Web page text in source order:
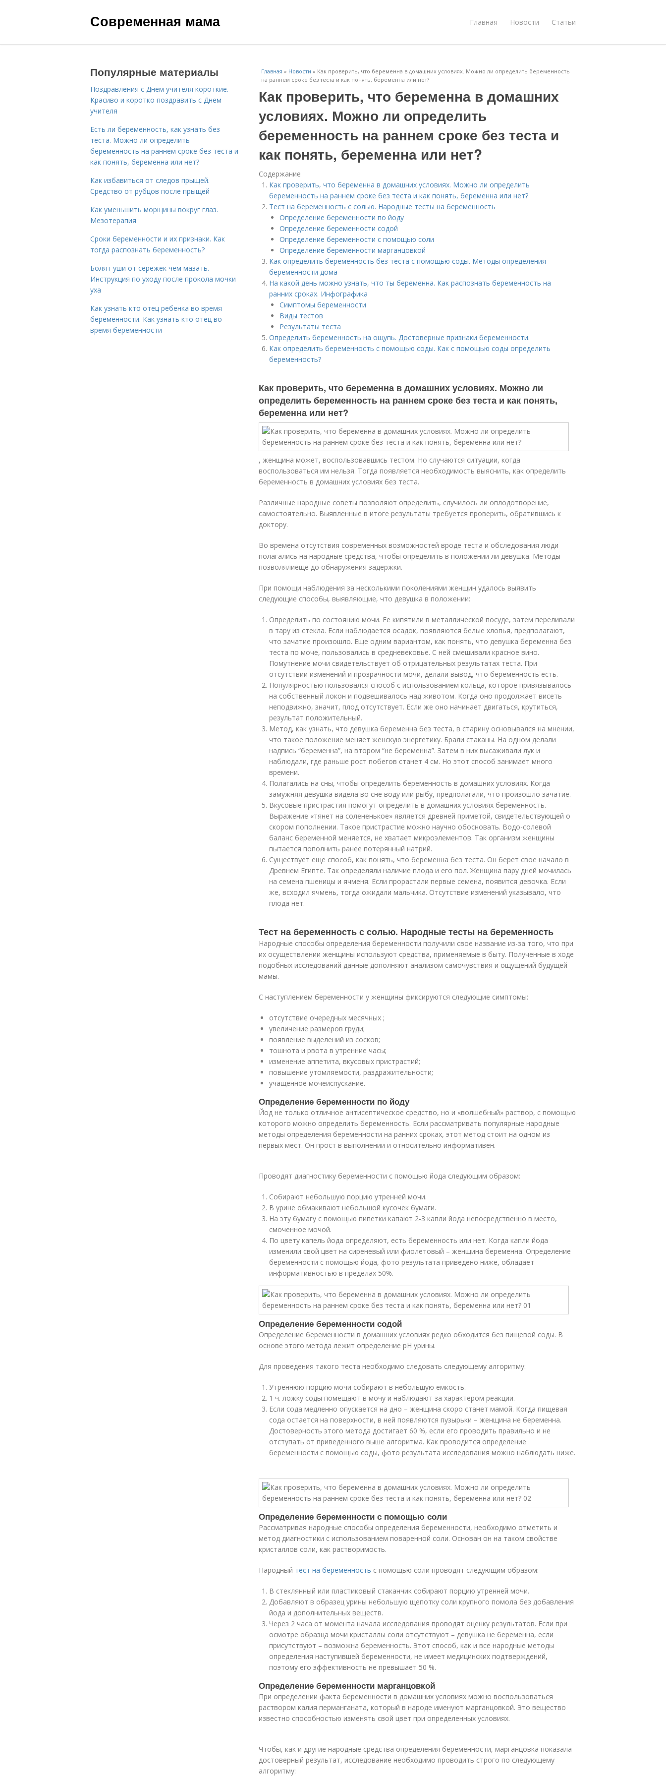
Современная мама Главная Новости Статьи
Главная » Новости » Как проверить, что беременна в домашних условиях. Можно ли определить беременность
на раннем сроке без теста и как понять, беременна или нет?
Как проверить, что беременна в домашних
условиях. Можно ли определить
беременность на раннем сроке без теста и
как понять, беременна или нет?
Содержание
Как проверить, что беременна в домашних условиях. Можно ли определить
беременность на раннем сроке без теста и как понять, беременна или нет?
Тест на беременность с солью. Народные тесты на беременность
Определение беременности по йоду
Определение беременности содой
Определение беременности с помощью соли
Определение беременности марганцовкой
Как определить беременность без теста с помощью соды. Методы определения
беременности дома
На какой день можно узнать, что ты беременна. Как распознать беременность на
ранних сроках. Инфографика
Симптомы беременности
Виды тестов
Результаты теста
Определить беременность на ощупь. Достоверные признаки беременности.
Как определить беременность с помощью соды. Как с помощью соды определить
беременность?
Как проверить, что беременна в домашних условиях. Можно ли
определить беременность на раннем сроке без теста и как понять,
беременна или нет?
, женщина может, воспользовавшись тестом. Но случаются ситуации, когда
воспользоваться им нельзя. Тогда появляется необходимость выяснить, как определить
беременность в домашних условиях без теста.
Различные народные советы позволяют определить, случилось ли оплодотворение,
самостоятельно. Выявленные в итоге результаты требуется проверить, обратившись к
доктору.
Во времена отсутствия современных возможностей вроде теста и обследования люди
полагались на народные средства, чтобы определить в положении ли девушка. Методы
позволялиеще до обнаружения задержки.
При помощи наблюдения за несколькими поколениями женщин удалось выявить
следующие способы, выявляющие, что девушка в положении:
Определить по состоянию мочи. Ее кипятили в металлической посуде, затем переливали
в тару из стекла. Если наблюдается осадок, появляются белые хлопья, предполагают,
что зачатие произошло. Еще одним вариантом, как понять, что девушка беременна без
теста по моче, пользовались в средневековье. С ней смешивали красное вино.
Помутнение мочи свидетельствует об отрицательных результатах теста. При
отсутствии изменений и прозрачности мочи, делали вывод, что беременность есть.
Популярностью пользовался способ с использованием кольца, которое привязывалось
на собственный локон и подвешивалось над животом. Когда оно продолжает висеть
неподвижно, значит, плод отсутствует. Если же оно начинает двигаться, крутиться,
результат положительный.
Метод, как узнать, что девушка беременна без теста, в старину основывался на мнении,
что такое положение меняет женскую энергетику. Брали стаканы. На одном делали
надпись “беременна”, на втором “не беременна”. Затем в них высаживали лук и
наблюдали, где раньше рост побегов станет 4 см. Но этот способ занимает много
времени.
Полагались на сны, чтобы определить беременность в домашних условиях. Когда
замужняя девушка видела во сне воду или рыбу, предполагали, что произошло зачатие.
Вкусовые пристрастия помогут определить в домашних условиях беременность.
Выражение «тянет на солененькое» является древней приметой, свидетельствующей о
скором пополнении. Такое пристрастие можно научно обосновать. Водо-солевой
баланс беременной меняется, не хватает микроэлементов. Так организм женщины
пытается пополнить ранее потерянный натрий.
Существует еще способ, как понять, что беременна без теста. Он берет свое начало в
Древнем Египте. Так определяли наличие плода и его пол. Женщина пару дней мочилась
на семена пшеницы и ячменя. Если прорастали первые семена, появится девочка. Если
же, всходил ячмень, тогда ожидали мальчика. Отсутствие изменений указывало, что
плода нет.
Тест на беременность с солью. Народные тесты на беременность
Народные способы определения беременности получили свое название из-за того, что при
их осуществлении женщины используют средства, применяемые в быту. Полученные в ходе
подобных исследований данные дополняют анализом самочувствия и ощущений будущей
мамы.
С наступлением беременности у женщины фиксируются следующие симптомы:
отсутствие очередных месячных ;
увеличение размеров груди;
появление выделений из сосков;
тошнота и рвота в утренние часы;
изменение аппетита, вкусовых пристрастий;
повышение утомляемости, раздражительности;
учащенное мочеиспускание.
Определение беременности по йоду
Йод не только отличное антисептическое средство, но и «волшебный» раствор, с помощью
которого можно определить беременность. Если рассматривать популярные народные
методы определения беременности на ранних сроках, этот метод стоит на одном из
первых мест. Он прост в выполнении и относительно информативен.
Проводят диагностику беременности с помощью йода следующим образом:
Собирают небольшую порцию утренней мочи.
В урине обмакивают небольшой кусочек бумаги.
На эту бумагу с помощью пипетки капают 2-3 капли йода непосредственно в место,
смоченное мочой.
По цвету капель йода определяют, есть беременность или нет. Когда капли йода
изменили свой цвет на сиреневый или фиолетовый – женщина беременна. Определение
беременности с помощью йода, фото результата приведено ниже, обладает
информативностью в пределах 50%.
Определение беременности содой
Определение беременности в домашних условиях редко обходится без пищевой соды. В
основе этого метода лежит определение рН урины.
Для проведения такого теста необходимо следовать следующему алгоритму:
Утреннюю порцию мочи собирают в небольшую емкость.
1 ч. ложку соды помещают в мочу и наблюдают за характером реакции.
Если сода медленно опускается на дно – женщина скоро станет мамой. Когда пищевая
сода остается на поверхности, в ней появляются пузырьки – женщина не беременна.
Достоверность этого метода достигает 60 %, если его проводить правильно и не
отступать от приведенного выше алгоритма. Как проводится определение
беременности с помощью соды, фото результата исследования можно наблюдать ниже.
Определение беременности с помощью соли
Рассматривая народные способы определения беременности, необходимо отметить и
метод диагностики с использованием поваренной соли. Основан он на таком свойстве
кристаллов соли, как растворимость.
Народный тест на беременность с помощью соли проводят следующим образом:
В стеклянный или пластиковый стаканчик собирают порцию утренней мочи.
Добавляют в образец урины небольшую щепотку соли крупного помола без добавления
йода и дополнительных веществ.
Через 2 часа от момента начала исследования проводят оценку результатов. Если при
осмотре образца мочи кристаллы соли отсутствуют – девушка не беременна, если
присутствуют – возможна беременность. Этот способ, как и все народные методы
определения наступившей беременности, не имеет медицинских подтверждений,
поэтому его эффективность не превышает 50 %.
Определение беременности марганцовкой
При определении факта беременности в домашних условиях можно воспользоваться
раствором калия перманганата, который в народе именуют марганцовкой. Это вещество
известно способностью изменять свой цвет при определенных условиях.
Чтобы, как и другие народные средства определения беременности, марганцовка показала
достоверный результат, исследование необходимо проводить строго по следующему
алгоритму:
Популярные материалы
Поздравления с Днем учителя короткие.
Красиво и коротко поздравить с Днем
учителя
Есть ли беременность, как узнать без
теста. Можно ли определить
беременность на раннем сроке без теста и
как понять, беременна или нет?
Как избавиться от следов прыщей.
Средство от рубцов после прыщей
Как уменьшить морщины вокруг глаз.
Мезотерапия
Сроки беременности и их признаки. Как
тогда распознать беременность?
Болят уши от сережек чем мазать.
Инструкция по уходу после прокола мочки
уха
Как узнать кто отец ребенка во время
беременности. Как узнать кто отец во
время беременности